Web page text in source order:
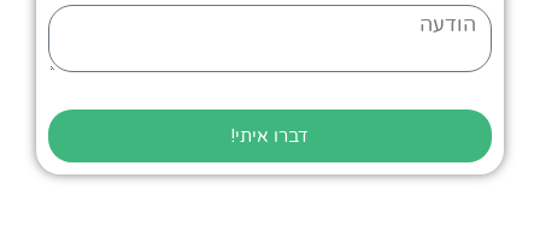
קונה
הודעה
דברו איתי!